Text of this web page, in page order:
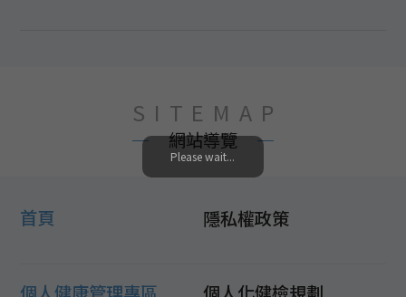
SITEMAP
網站導覽
首頁 隱私權政策
Please wait...